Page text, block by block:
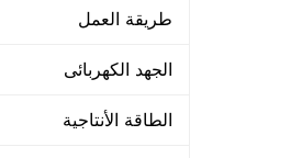
طريقة العمل
الجهد الكهربائى
الطاقة الأنتاجية